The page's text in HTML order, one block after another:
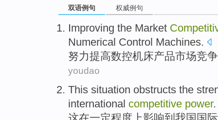
双语例句 权威例句
Improving the Market
Numerical Control Machines.
努力提高数控机床产品市场竞
youdao
This situation obstructs the
international competitive power.